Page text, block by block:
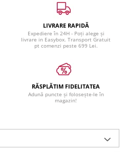
LIVRARE RAPIDĂ
Expediere în 24H - Poți alege și
livrare in Easybox. Transport Gratuit
pt comenzi peste 699 Lei.
RĂSPLĂTIM FIDELITATEA
Adună puncte și folosește-le în
magazin!